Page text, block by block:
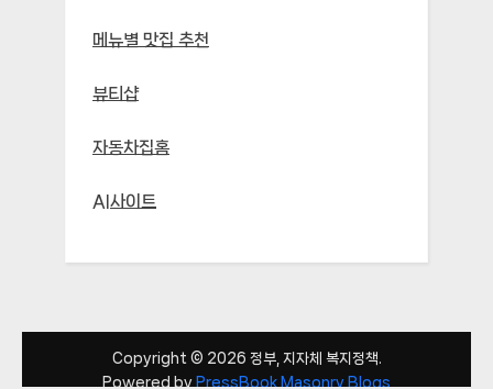
메뉴별 맛집 추천
뷰티샵
자동차집홈
AI사이트
Copyright © 2026 정부, 지자체 복지정책.
Powered by PressBook Masonry Blogs